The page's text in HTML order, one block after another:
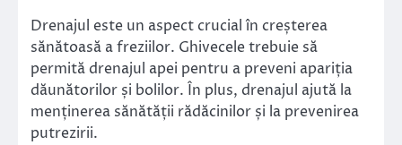
Drenajul este un aspect crucial în creșterea
sănătoasă a freziilor. Ghivecele trebuie să
permită drenajul apei pentru a preveni apariția
dăunătorilor și bolilor. În plus, drenajul ajută la
menținerea sănătății rădăcinilor și la prevenirea
putrezirii.